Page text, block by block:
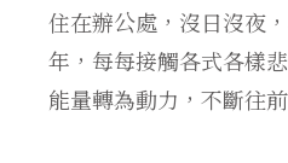
住在辦公處，沒日沒夜
年，每每接觸各式各樣
能量轉為動力，不斷往